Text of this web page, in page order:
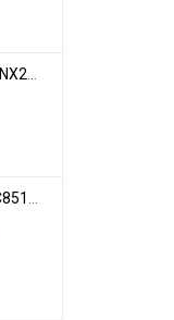
TP-Link Archer NX200 | Bộ Phát WiFi Dùng Sim 5G Tốc Độ Cao Mới FullBox
ZTE G5 Pro (MC8512) | Router 5G WiFi7 Be7200 Hỗ Trợ Băng Tần 6Ghz Cực Mạnh